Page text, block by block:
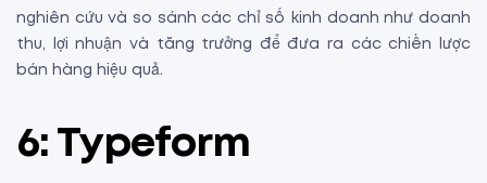
nghiên cứu và so sánh các chỉ số kinh doanh như doanh
thu, lợi nhuận và tăng trưởng để đưa ra các chiến lược
bán hàng hiệu quả.
6: Typeform